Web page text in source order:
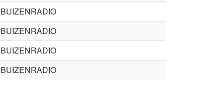
BUIZENRADIO
BUIZENRADIO
BUIZENRADIO
BUIZENRADIO